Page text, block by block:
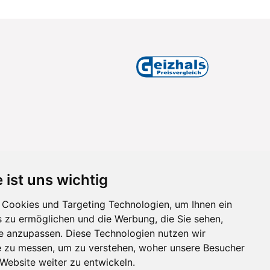
ist uns wichtig
und Targeting Technologien, um Ihnen ein
ermöglichen und die Werbung, die Sie sehen,
anzupassen. Diese Technologien nutzen wir
messen, um zu verstehen, woher unsere Besucher
weiter zu entwickeln.